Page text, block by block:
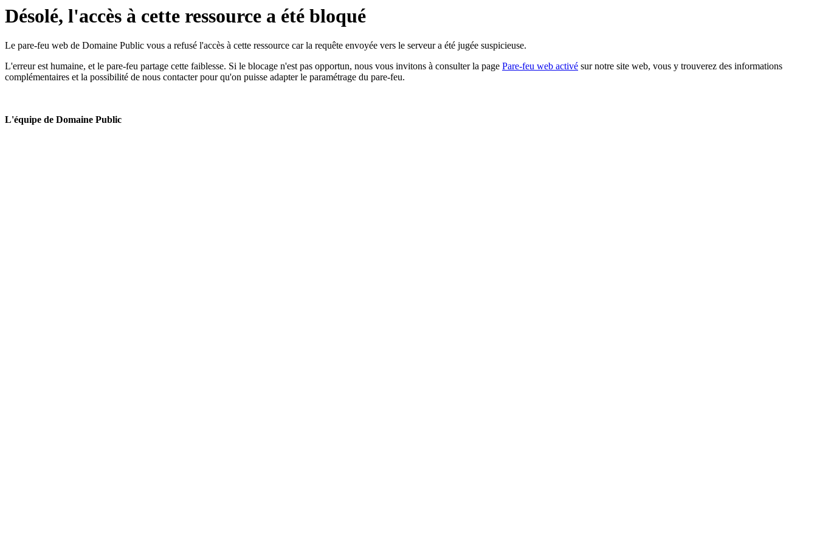
Désolé, l'accès à cette ressource a été bloqué
Le pare-feu web de Domaine Public vous a refusé l'accès à cette ressource car la requête envoyée vers le serveur a été jugée suspicieuse.
L'erreur est humaine, et le pare-feu partage cette faiblesse. Si le blocage n'est pas opportun, nous vous invitons à consulter la page Pare-feu web activé sur notre site web, vous y trouverez des informations
complémentaires et la possibilité de nous contacter pour qu'on puisse adapter le paramétrage du pare-feu.
L'équipe de Domaine Public